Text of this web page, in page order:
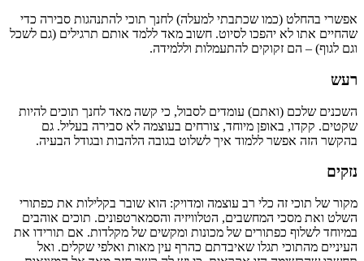
אפשרי בהחלט (כמו שכתבתי למעלה) לחנך תוכי להתנהגות סבירה כדי
שהחיים אתו לא יהפכו לסיוט. חשוב מאד ללמד אותם תרגילים (גם לשכל
וגם לגוף) – הם זקוקים להתעמלות וללמידה.
רעש
השכנים שלכם (ואתם) עומדים לסבול, כי קשה מאד לחנך תוכים להיות
שקטים. קקדו, באופן מיוחד, צורחים בעוצמה לא סבירה בעליל. גם
בהקשר הזה אפשר ללמוד איך לשלוט בגובה הלהבות ובגודל הבעיה.
נזקים
מקור של תוכי זה כלי רב עוצמה ומדויק: הוא שובר בקלילות את כפתורי
השלט ואת מסכי המחשבים, הטלוויזיה והסמארטפונים. תוכים אוהבים
במיוחד לשלוף כפתורים של מכונות ומקשים של מקלדות. אם תורידו את
העיניים מהתוכי תגלו שאיבדתם כהרף עין מאות ואלפי שקלים. ואל